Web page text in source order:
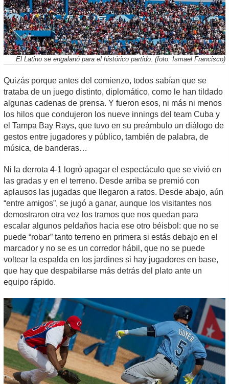
El Latino se engalanó para el histórico partido. (foto: Ismael Francisco)
Quizás porque antes del comienzo, todos sabían que se
trataba de un juego distinto, diplomático, como le han tildado
algunas cadenas de prensa. Y fueron esos, ni más ni menos
los hilos que condujeron los nueve innings del team Cuba y
el Tampa Bay Rays, que tuvo en su preámbulo un diálogo de
gestos entre jugadores y público, también de palabra, de
música, de banderas…
Ni la derrota 4-1 logró apagar el espectáculo que se vivió en
las gradas y en el terreno. Desde arriba se premió con
aplausos las jugadas que llegaron a ratos. Desde abajo, aún
“entre amigos”, se jugó a ganar, aunque los visitantes nos
demostraron otra vez los tramos que nos quedan para
escalar algunos peldaños hacia ese otro béisbol: que no se
puede “robar” tanto terreno en primera si estás debajo en el
marcador y no se es un corredor hábil, que no se puede
voltear la espalda en los jardines si hay jugadores en base,
que hay que despabilarse más detrás del plato ante un
equipo rápido.